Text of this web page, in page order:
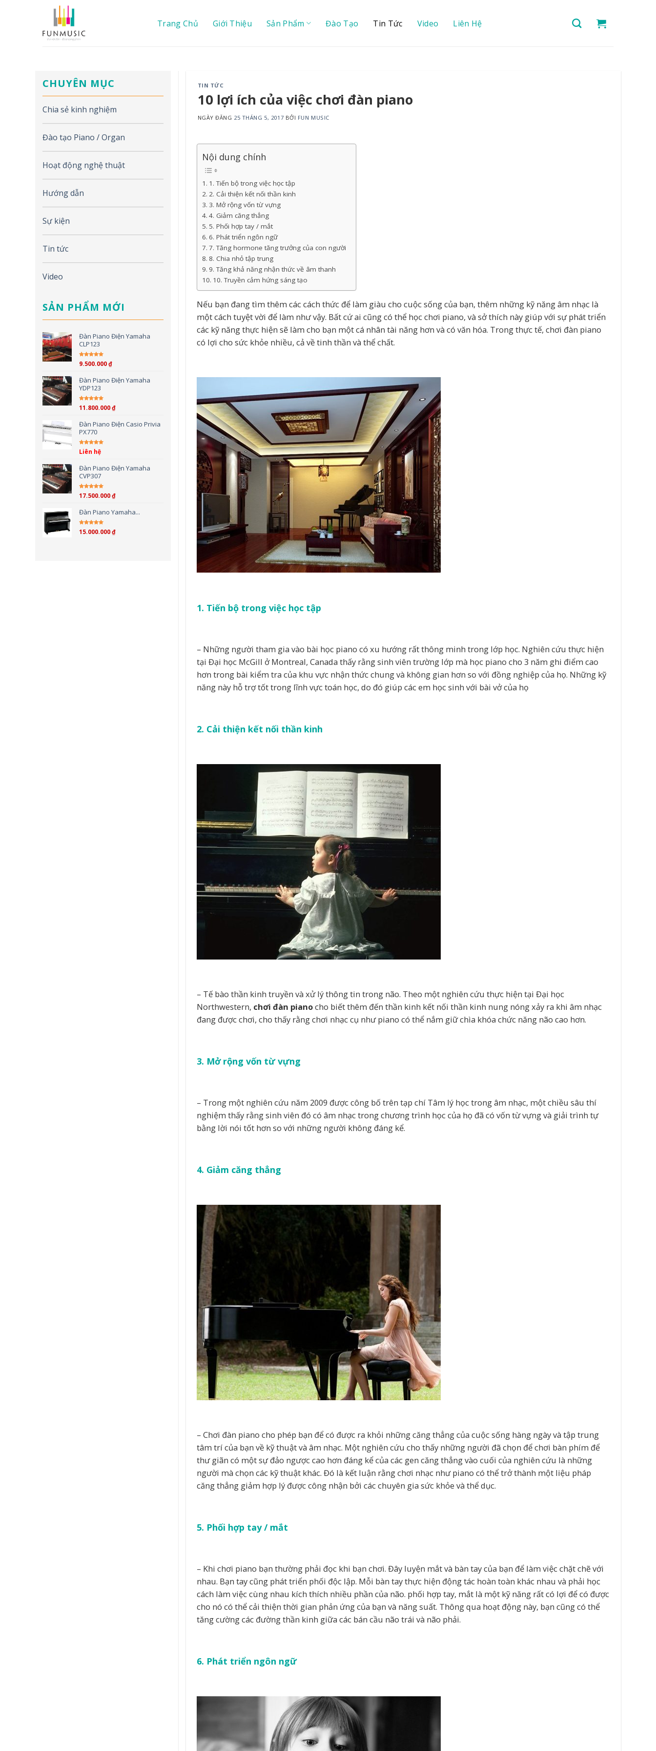
Trang Chủ Giới Thiệu Sản Phẩm Đào Tạo Tin Tức Video Liên Hệ
CHUYÊN MỤC
Chia sẻ kinh nghiệm
Đào tạo Piano / Organ
Hoạt động nghệ thuật
Hướng dẫn
Sự kiện
Tin tức
Video
SẢN PHẨM MỚI
Đàn Piano Điện Yamaha
CLP123
Được xếp hạng
9.500.000₫
Đàn Piano Điện Yamaha
YDP123
Được xếp hạng
11.800.000₫
Đàn Piano Điện Casio Privia
PX770
Được xếp hạng
Liên hệ
Đàn Piano Điện Yamaha
CVP307
Được xếp hạng
17.500.000₫
Đàn Piano Yamaha...
Được xếp hạng
15.000.000₫
TIN TỨC
10 lợi ích của việc chơi đàn piano
NGÀY ĐĂNG 25 THÁNG 5, 2017 BỞI FUN MUSIC
Nội dung chính
1. Tiến bộ trong việc học tập
2. Cải thiện kết nối thần kinh
3. Mở rộng vốn từ vựng
4. Giảm căng thẳng
5. Phối hợp tay / mắt
6. Phát triển ngôn ngữ
7. Tăng hormone tăng trưởng của con người
8. Chia nhỏ tập trung
9. Tăng khả năng nhận thức về âm thanh
10. Truyền cảm hứng sáng tạo
Nếu bạn đang tìm thêm các cách thức để làm giàu cho cuộc sống của bạn, thêm những kỹ năng âm nhạc là
một cách tuyệt vời để làm như vậy. Bất cứ ai cũng có thể học chơi piano, và sở thích này giúp với sự phát triển
các kỹ năng thực hiện sẽ làm cho bạn một cá nhân tài năng hơn và có văn hóa. Trong thực tế, chơi đàn piano
có lợi cho sức khỏe nhiều, cả về tinh thần và thể chất.
1. Tiến bộ trong việc học tập
– Những người tham gia vào bài học piano có xu hướng rất thông minh trong lớp học. Nghiên cứu thực hiện
tại Đại học McGill ở Montreal, Canada thấy rằng sinh viên trường lớp mà học piano cho 3 năm ghi điểm cao
hơn trong bài kiểm tra của khu vực nhận thức chung và không gian hơn so với đồng nghiệp của họ. Những kỹ
năng này hỗ trợ tốt trong lĩnh vực toán học, do đó giúp các em học sinh với bài vở của họ
2. Cải thiện kết nối thần kinh
– Tế bào thần kinh truyền và xử lý thông tin trong não. Theo một nghiên cứu thực hiện tại Đại học
Northwestern, chơi đàn pianocho biết thêm đến thần kinh kết nối thần kinh nung nóng xảy ra khi âm nhạc
đang được chơi, cho thấy rằng chơi nhạc cụ như piano có thể nắm giữ chìa khóa chức năng não cao hơn.
3. Mở rộng vốn từ vựng
– Trong một nghiên cứu năm 2009 được công bố trên tạp chí Tâm lý học trong âm nhạc, một chiều sâu thí
nghiệm thấy rằng sinh viên đó có âm nhạc trong chương trình học của họ đã có vốn từ vựng và giải trình tự
bằng lời nói tốt hơn so với những người không đáng kể.
4. Giảm căng thẳng
– Chơi đàn piano cho phép bạn để có được ra khỏi những căng thẳng của cuộc sống hàng ngày và tập trung
tâm trí của bạn về kỹ thuật và âm nhạc. Một nghiên cứu cho thấy những người đã chọn để chơi bàn phím để
thư giãn có một sự đảo ngược cao hơn đáng kể của các gen căng thẳng vào cuối của nghiên cứu là những
người mà chọn các kỹ thuật khác. Đó là kết luận rằng chơi nhạc như piano có thể trở thành một liệu pháp
căng thẳng giảm hợp lý được công nhận bởi các chuyên gia sức khỏe và thể dục.
5. Phối hợp tay / mắt
– Khi chơi piano bạn thường phải đọc khi bạn chơi. Đây luyện mắt và bàn tay của bạn để làm việc chặt chẽ với
nhau. Bạn tay cũng phát triển phối độc lập. Mỗi bàn tay thực hiện động tác hoàn toàn khác nhau và phải học
cách làm việc cùng nhau kích thích nhiều phần của não. phối hợp tay, mắt là một kỹ năng rất có lợi để có được
cho nó có thể cải thiện thời gian phản ứng của bạn và năng suất. Thông qua hoạt động này, bạn cũng có thể
tăng cường các đường thần kinh giữa các bán cầu não trái và não phải.
6. Phát triển ngôn ngữ